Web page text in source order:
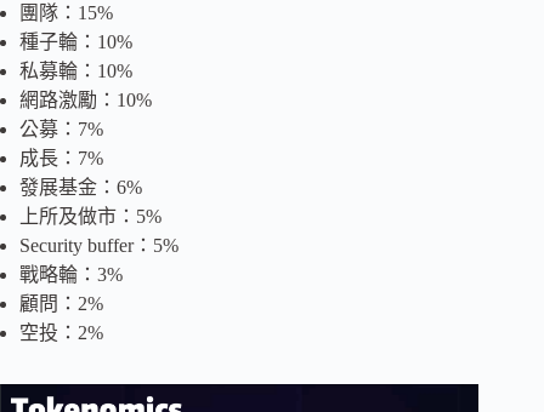
團隊：15%
種子輪：10%
私募輪：10%
網路激勵：10%
公募：7%
成長：7%
發展基金：6%
上所及做市：5%
Security buffer：5%
戰略輪：3%
顧問：2%
空投：2%